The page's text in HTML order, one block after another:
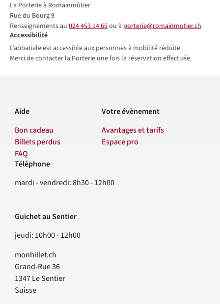
La Porterie à Romainmôtier
Rue du Bourg 9
Renseignements au 024 453 14 65ou à porterie@romainmotier.ch
Accessibilité
L’abbatiale est accessible aux personnes à mobilité réduite.
Merci de contacter la Porterie une fois la réservation effectuée.
Aide
Bon cadeau
Billets perdus
FAQ
Votre évènement
Avantages et tarifs
Espace pro
Contact
Téléphone
mardi - vendredi: 8h30 - 12h00
Guichet au Sentier
jeudi: 10h00 - 12h00
monbillet.ch
Grand-Rue 36
1347Le Sentier
Suisse